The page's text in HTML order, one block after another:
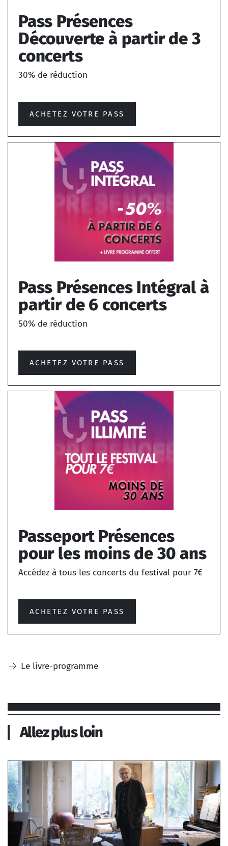
Pass Présences
Découverte à partir de 3
concerts
30% de réduction
ACHETEZ VOTRE PASS
Pass Présences Intégral à
partir de 6 concerts
50% de réduction
ACHETEZ VOTRE PASS
Passeport Présences
pour les moins de 30 ans
Accédez à tous les concerts du festival pour 7€
ACHETEZ VOTRE PASS
Le livre-programme
Allez plus loin